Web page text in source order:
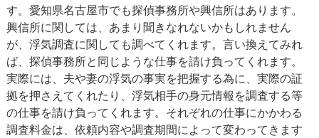
す。愛知県名古屋市でも探偵事務所や興信所はあります。
興信所に関しては、あまり聞きなれないかもしれません
が、浮気調査に関しても調べてくれます。言い換えてみれ
ば、探偵事務所と同じような仕事を請け負ってくれます。
実際には、夫や妻の浮気の事実を把握する為に、実際の証
拠を押さえてくれたり、浮気相手の身元情報を調査する等
の仕事を請け負ってくれます。それぞれの仕事にかかわる
調査料金は、依頼内容や調査期間によって変わってきます